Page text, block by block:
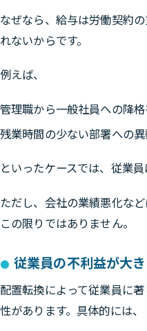
なぜなら、給与は労働契約
れないからです。
例えば、
管理職から一般社員への降
残業時間の少ない部署への
といったケースでは、従業
ただし、会社の業績悪化な
この限りではありません。
従業員の不利益が大
配置転換によって従業員に
性があります。具体的には、